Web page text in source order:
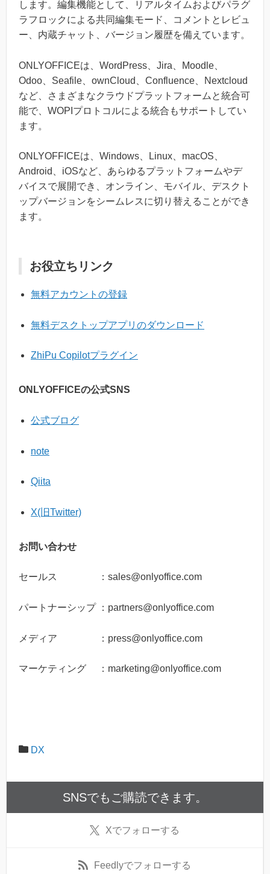
します。編集機能として、リアルタイムおよびパラグ
ラフロックによる共同編集モード、コメントとレビュ
ー、内蔵チャット、バージョン履歴を備えています。
ONLYOFFICEは、WordPress、Jira、Moodle、
Odoo、Seafile、ownCloud、Confluence、Nextcloud
など、さまざまなクラウドプラットフォームと統合可
能で、WOPIプロトコルによる統合もサポートしてい
ます。
ONLYOFFICEは、Windows、Linux、macOS、
Android、iOSなど、あらゆるプラットフォームやデ
バイスで展開でき、オンライン、モバイル、デスクト
ップバージョンをシームレスに切り替えることができ
ます。
お役立ちリンク
無料アカウントの登録
無料デスクトップアプリのダウンロード
ZhiPu Copilotプラグイン
ONLYOFFICEの公式SNS
公式ブログ
note
Qiita
X(旧Twitter)
お問い合わせ
セールス ：sales@onlyoffice.com
パートナーシップ ：partners@onlyoffice.com
メディア ：press@onlyoffice.com
マーケティング ：marketing@onlyoffice.com
DX
SNSでもご購読できます。
Xでフォローする
Feedlyでフォローする